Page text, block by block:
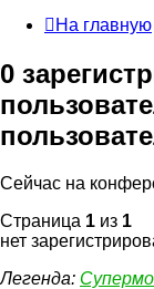
На главную
0
Сейчас на
Страница 1 из 1
нет
Легенда: